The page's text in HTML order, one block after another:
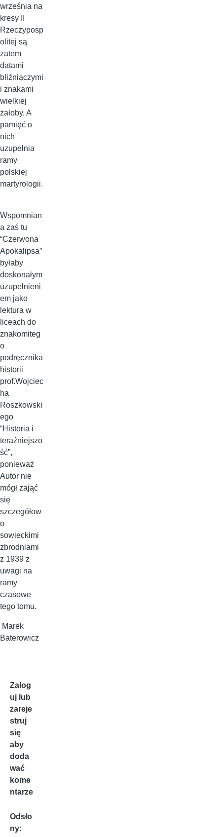
września na
kresy II
Rzeczyposp
olitej są
zatem
datami
bliźniaczymi
i znakami
wielkiej
żałoby. A
pamięć o
nich
uzupełnia
ramy
polskiej
martyrologii.
Wspomnian
a zaś tu
“Czerwona
Apokalipsa”
byłaby
doskonałym
uzupełnieni
em jako
lektura w
liceach do
znakomiteg
o
podręcznika
historii
prof.Wojciec
ha
Roszkowski
ego
“Historia i
teraźniejszo
ść”,
ponieważ
Autor nie
mógł zająć
się
szczegółow
o
sowieckimi
zbrodniami
z 1939 z
uwagi na
ramy
czasowe
tego tomu.
Marek
Baterowicz
Zalog
uj lub
zareje
struj
się
aby
doda
wać
kome
ntarze
Odsło
ny: